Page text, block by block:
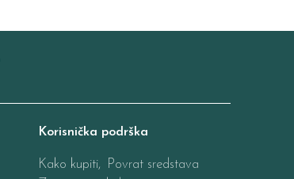
Korisnička podrška
Kako kupiti, Povrat sredstava